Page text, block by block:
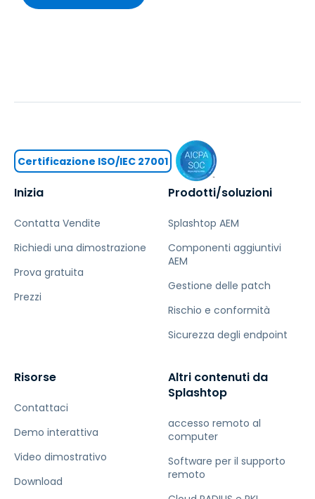
Inizia
Contatta Vendite
Richiedi una dimostrazione
Prova gratuita
Prezzi
Prodotti/soluzioni
Splashtop AEM
Componenti aggiuntivi
AEM
Gestione delle patch
Rischio e conformità
Sicurezza degli endpoint
Risorse
Contattaci
Demo interattiva
Video dimostrativo
Download
Altri contenuti da
Splashtop
accesso remoto al
computer
Software per il supporto
remoto
Certificazione ISO/IEC 27001